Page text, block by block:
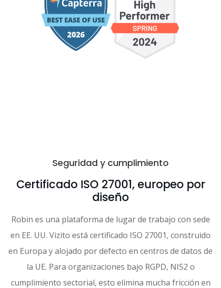
Seguridad y cumplimiento
Certificado ISO 27001, europeo por
diseño
Robin es una plataforma de lugar de trabajo con sede
en EE. UU. Vizito está certificado ISO 27001, construido
en Europa y alojado por defecto en centros de datos de
la UE. Para organizaciones bajo RGPD, NIS2 o
cumplimiento sectorial, esto elimina mucha fricción en